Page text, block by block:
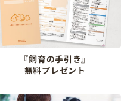
『飼育の手引き』
無料プレゼント